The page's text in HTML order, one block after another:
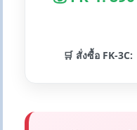
🛒 สั่งซื้อ FK-3C: